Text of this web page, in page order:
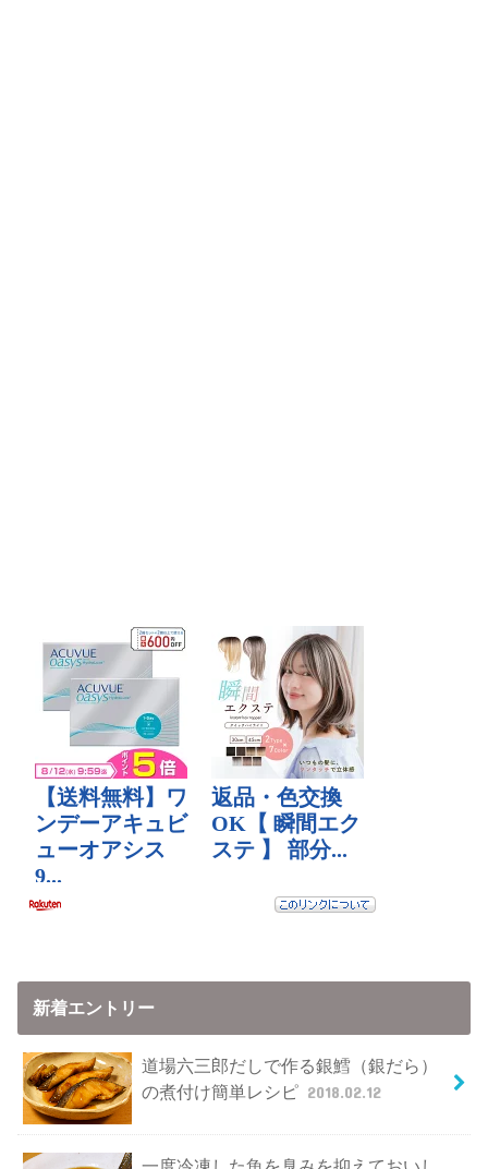
新着エントリー
道場六三郎だしで作る銀鱈（銀だら）
の煮付け簡単レシピ 2018.02.12